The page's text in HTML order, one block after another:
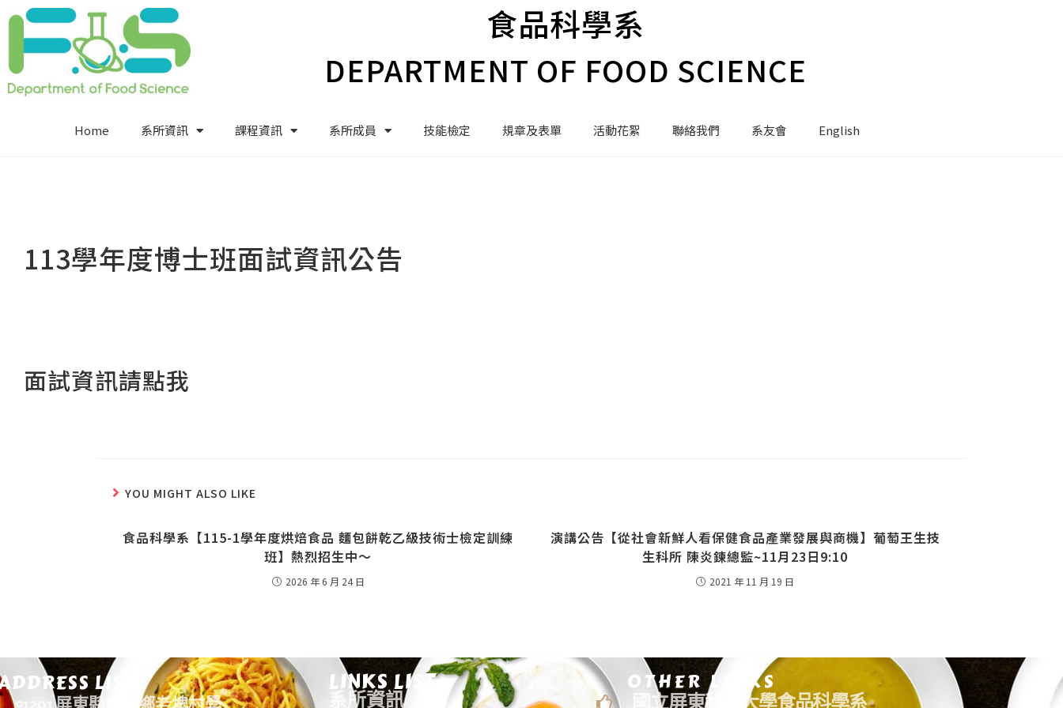
食品科學系
DEPARTMENT OF FOOD SCIENCE
Home 系所資訊 課程資訊 系所成員 技能檢定 規章及表單 活動花絮 聯絡我們 系友會 English
113學年度博士班面試資訊公告
面試資訊請點我
YOU MIGHT ALSO LIKE
食品科學系【115-1學年度烘焙食品 麵包餅乾乙級技術士檢定訓練
班】熱烈招生中～
2026 年 6 月 24 日
演講公告【從社會新鮮人看保健食品產業發展與商機】葡萄王生技
生科所 陳炎鍊總監~11月23日9:10
2021 年 11 月 19 日
LIST
91201 屏東縣內埔鄉老埤村學
LINKS LIST
系所資訊
OTHER LINKS
國立屏東科技大學食品科學系